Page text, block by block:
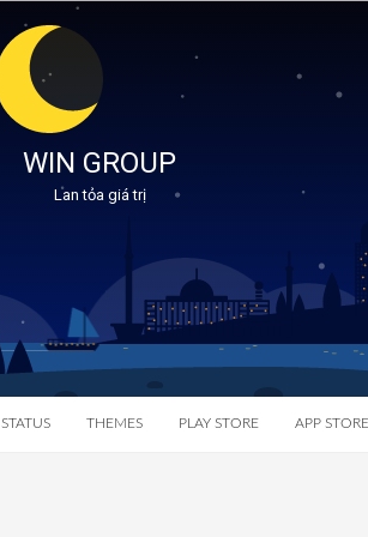
WIN GROUP
Lan tỏa giá trị
STATUS THEMES PLAY STORE APP STORE